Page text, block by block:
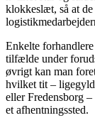
klokkeslæt, så at
Enkelte
tilfælde under
øvrigt kan man
hvilket tit –
eller Fredensborg
et afhentningssted.